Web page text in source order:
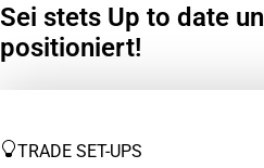
Sei stets Up to date
positioniert!
TRADE SET-UPS